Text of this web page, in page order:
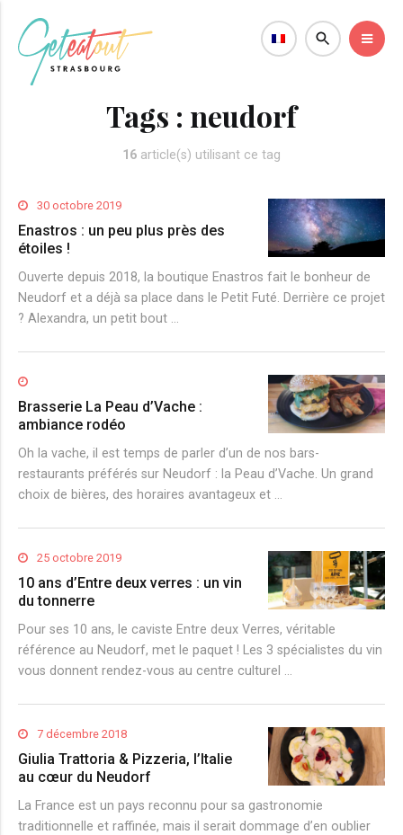
Tags : neudorf
16 article(s) utilisant ce tag
30 octobre 2019
Enastros : un peu plus près des
étoiles !
Ouverte depuis 2018, la boutique Enastros fait le bonheur de
Neudorf et a déjà sa place dans le Petit Futé. Derrière ce projet
? Alexandra, un petit bout …
Brasserie La Peau d’Vache :
ambiance rodéo
Oh la vache, il est temps de parler d’un de nos bars-
restaurants préférés sur Neudorf : la Peau d’Vache. Un grand
choix de bières, des horaires avantageux et …
25 octobre 2019
10 ans d’Entre deux verres : un vin
du tonnerre
Pour ses 10 ans, le caviste Entre deux Verres, véritable
référence au Neudorf, met le paquet ! Les 3 spécialistes du vin
vous donnent rendez-vous au centre culturel …
7 décembre 2018
Giulia Trattoria & Pizzeria, l’Italie
au cœur du Neudorf
La France est un pays reconnu pour sa gastronomie
traditionnelle et raffinée, mais il serait dommage d’en oublier